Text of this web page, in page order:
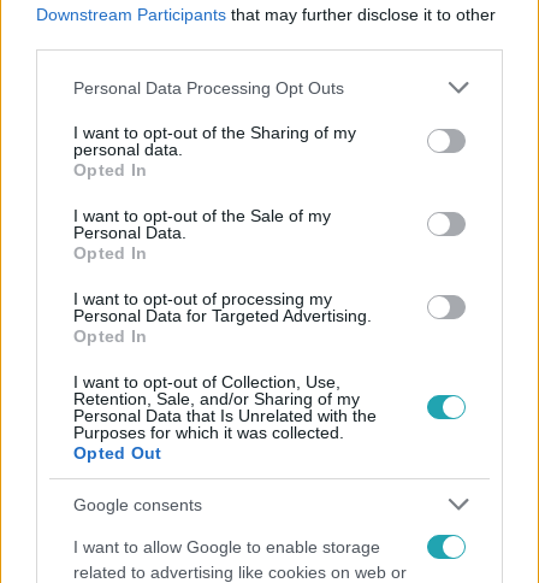
Downstream Participants that may further disclose it to other
Please note that this website/app uses one or more Google
not limited to your visit or usage behaviour. You may click to
grant or deny consent to Google and its third-party tags to
use your data for below specified purposes in below Google
consent section.
Personal Data Processing Opt Outs
I want to opt-out of the Sharing of my
personal data.
Opted In
I want to opt-out of the Sale of my
Personal Data.
Opted In
I want to opt-out of processing my
Personal Data for Targeted Advertising.
Opted In
I want to opt-out of Collection, Use,
Retention, Sale, and/or Sharing of my
Personal Data that Is Unrelated with the
Purposes for which it was collected.
Opted Out
Google consents
I want to allow Google to enable storage
related to advertising like cookies on web or
MARTIN MUNKÁCSI